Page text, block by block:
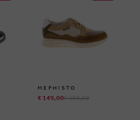
MEPHISTO
€ 149,00€ 230,00